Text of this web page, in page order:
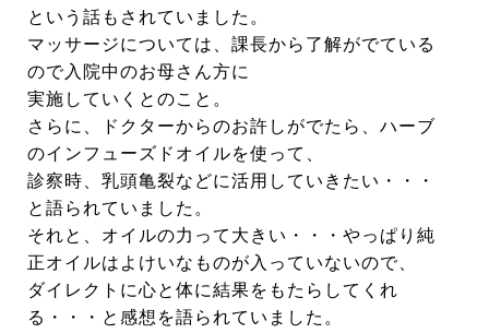
という話もされていました。
マッサージについては、課長から了解がでている
ので入院中のお母さん方に
実施していくとのこと。
さらに、ドクターからのお許しがでたら、ハーブ
のインフューズドオイルを使って、
診察時、乳頭亀裂などに活用していきたい・・・
と語られていました。
それと、オイルの力って大きい・・・やっぱり純
正オイルはよけいなものが入っていないので、
ダイレクトに心と体に結果をもたらしてくれ
る・・・と感想を語られていました。